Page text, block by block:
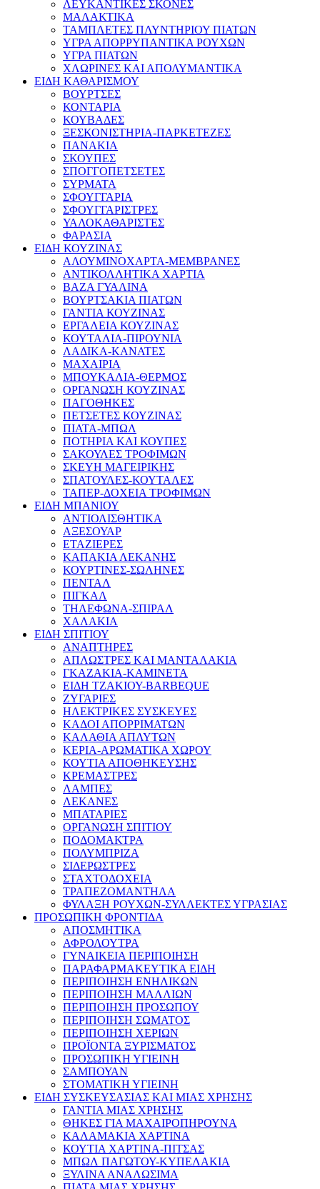
ΛΕΥΚΑΝΤΙΚΕΣ ΣΚΟΝΕΣ
ΜΑΛΑΚΤΙΚΑ
ΤΑΜΠΛΕΤΕΣ ΠΛΥΝΤΗΡΙΟΥ ΠΙΑΤΩΝ
ΥΓΡΑ ΑΠΟΡΡΥΠΑΝΤΙΚΑ ΡΟΥΧΩΝ
ΥΓΡΑ ΠΙΑΤΩΝ
ΧΛΩΡΙΝΕΣ ΚΑΙ ΑΠΟΛΥΜΑΝΤΙΚΑ
ΕΙΔΗ ΚΑΘΑΡΙΣΜΟΥ
ΒΟΥΡΤΣΕΣ
ΚΟΝΤΑΡΙΑ
ΚΟΥΒΑΔΕΣ
ΞΕΣΚΟΝΙΣΤΗΡΙΑ-ΠΑΡΚΕΤΕΖΕΣ
ΠΑΝΑΚΙΑ
ΣΚΟΥΠΕΣ
ΣΠΟΓΓΟΠΕΤΣΕΤΕΣ
ΣΥΡΜΑΤΑ
ΣΦΟΥΓΓΑΡΙΑ
ΣΦΟΥΓΓΑΡΙΣΤΡΕΣ
ΥΑΛΟΚΑΘΑΡΙΣΤΕΣ
ΦΑΡΑΣΙΑ
ΕΙΔΗ ΚΟΥΖΙΝΑΣ
ΑΛΟΥΜΙΝΟΧΑΡΤΑ-ΜΕΜΒΡΑΝΕΣ
ΑΝΤΙΚΟΛΛΗΤΙΚΑ ΧΑΡΤΙΑ
ΒΑΖΑ ΓΥΑΛΙΝΑ
ΒΟΥΡΤΣΑΚΙΑ ΠΙΑΤΩΝ
ΓΑΝΤΙΑ ΚΟΥΖΙΝΑΣ
ΕΡΓΑΛΕΙΑ ΚΟΥΖΙΝΑΣ
ΚΟΥΤΑΛΙΑ-ΠΙΡΟΥΝΙΑ
ΛΑΔΙΚΑ-ΚΑΝΑΤΕΣ
ΜΑΧΑΙΡΙΑ
ΜΠΟΥΚΑΛΙΑ-ΘΕΡΜΟΣ
ΟΡΓΑΝΩΣΗ ΚΟΥΖΙΝΑΣ
ΠΑΓΟΘΗΚΕΣ
ΠΕΤΣΕΤΕΣ ΚΟΥΖΙΝΑΣ
ΠΙΑΤΑ-ΜΠΩΛ
ΠΟΤΗΡΙΑ ΚΑΙ ΚΟΥΠΕΣ
ΣΑΚΟΥΛΕΣ ΤΡΟΦΙΜΩΝ
ΣΚΕΥΗ ΜΑΓΕΙΡΙΚΗΣ
ΣΠΑΤΟΥΛΕΣ-ΚΟΥΤΑΛΕΣ
ΤΑΠΕΡ-ΔΟΧΕΙΑ ΤΡΟΦΙΜΩΝ
ΕΙΔΗ ΜΠΑΝΙΟΥ
ΑΝΤΙΟΛΙΣΘΗΤΙΚΑ
ΑΞΕΣΟΥΑΡ
ΕΤΑΖΙΕΡΕΣ
ΚΑΠΑΚΙΑ ΛΕΚΑΝΗΣ
ΚΟΥΡΤΙΝΕΣ-ΣΩΛΗΝΕΣ
ΠΕΝΤΑΛ
ΠΙΓΚΑΛ
ΤΗΛΕΦΩΝΑ-ΣΠΙΡΑΛ
ΧΑΛΑΚΙΑ
ΕΙΔΗ ΣΠΙΤΙΟΥ
ΑΝΑΠΤΗΡΕΣ
ΑΠΛΩΣΤΡΕΣ ΚΑΙ ΜΑΝΤΑΛΑΚΙΑ
ΓΚΑΖΑΚΙΑ-ΚΑΜΙΝΕΤΑ
ΕΙΔΗ ΤΖΑΚΙΟΥ-BARBEQUE
ΖΥΓΑΡΙΕΣ
ΗΛΕΚΤΡΙΚΕΣ ΣΥΣΚΕΥΕΣ
ΚΑΔΟΙ ΑΠΟΡΡΙΜΑΤΩΝ
ΚΑΛΑΘΙΑ ΑΠΛΥΤΩΝ
ΚΕΡΙΑ-ΑΡΩΜΑΤΙΚΑ ΧΩΡΟΥ
ΚΟΥΤΙΑ ΑΠΟΘΗΚΕΥΣΗΣ
ΚΡΕΜΑΣΤΡΕΣ
ΛΑΜΠΕΣ
ΛΕΚΑΝΕΣ
ΜΠΑΤΑΡΙΕΣ
ΟΡΓΑΝΩΣΗ ΣΠΙΤΙΟΥ
ΠΟΔΟΜΑΚΤΡΑ
ΠΟΛΥΜΠΡΙΖΑ
ΣΙΔΕΡΩΣΤΡΕΣ
ΣΤΑΧΤΟΔΟΧΕΙΑ
ΤΡΑΠΕΖΟΜΑΝΤΗΛΑ
ΦΥΛΑΞΗ ΡΟΥΧΩΝ-ΣΥΛΛΕΚΤΕΣ ΥΓΡΑΣΙΑΣ
ΠΡΟΣΩΠΙΚΗ ΦΡΟΝΤΙΔΑ
ΑΠΟΣΜΗΤΙΚΑ
ΑΦΡΟΛΟΥΤΡΑ
ΓΥΝΑΙΚΕΙΑ ΠΕΡΙΠΟΙΗΣΗ
ΠΑΡΑΦΑΡΜΑΚΕΥΤΙΚΑ ΕΙΔΗ
ΠΕΡΙΠΟΙΗΣΗ ΕΝΗΛΙΚΩΝ
ΠΕΡΙΠΟΙΗΣΗ ΜΑΛΛΙΩΝ
ΠΕΡΙΠΟΙΗΣΗ ΠΡΟΣΩΠΟΥ
ΠΕΡΙΠΟΙΗΣΗ ΣΩΜΑΤΟΣ
ΠΕΡΙΠΟΙΗΣΗ ΧΕΡΙΩΝ
ΠΡΟΪΟΝΤΑ ΞΥΡΙΣΜΑΤΟΣ
ΠΡΟΣΩΠΙΚΗ ΥΓΙΕΙΝΗ
ΣΑΜΠΟΥΑΝ
ΣΤΟΜΑΤΙΚΗ ΥΓΙΕΙΝΗ
ΕΙΔΗ ΣΥΣΚΕΥΣΑΣΙΑΣ ΚΑΙ ΜΙΑΣ ΧΡΗΣΗΣ
ΓΑΝΤΙΑ ΜΙΑΣ ΧΡΗΣΗΣ
ΘΗΚΕΣ ΓΙΑ ΜΑΧΑΙΡΟΠΗΡΟΥΝΑ
ΚΑΛΑΜΑΚΙΑ ΧΑΡΤΙΝΑ
ΚΟΥΤΙΑ ΧΑΡΤΙΝΑ-ΠΙΤΣΑΣ
ΜΠΩΛ ΠΑΓΩΤΟΥ-ΚΥΠΕΛΑΚΙΑ
ΞΥΛΙΝΑ ΑΝΑΛΩΣΙΜΑ